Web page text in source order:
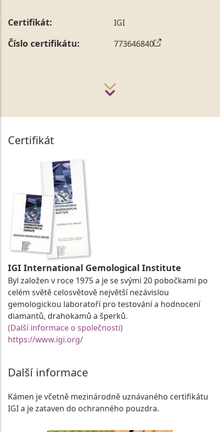
Certifikát: IGI
Číslo certifikátu: 773646840
Certifikát
IGI International Gemological Institute
Byl založen v roce 1975 a je se svými 20 pobočkami po
celém světě celosvětově největší nezávislou
gemologickou laboratoří pro testování a hodnocení
diamantů, drahokamů a šperků.
(Další informace o společnosti)
https://www.igi.org/
Další informace
Kámen je včetně mezinárodně uznávaného certifikátu
IGI a je zataven do ochranného pouzdra.